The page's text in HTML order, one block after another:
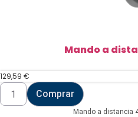
Mando a
129,59 €
Mando
distancia
Comprar
Mando a distancia